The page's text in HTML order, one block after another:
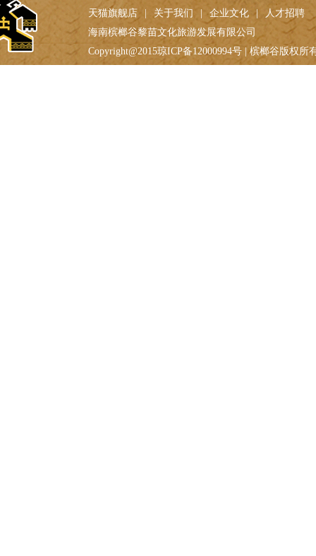
天猫旗舰店
关于我们 企业文化
人才招聘
海南槟榔谷黎苗文化旅游发展有限公司
Copyright@2015琼ICP备12000994号 | 槟榔谷版权所